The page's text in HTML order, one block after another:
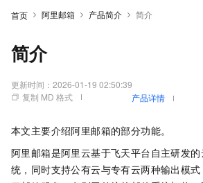
首页 阿里邮箱 产品简介 简介
简介
更新时间： 2026-01-19 02:50:39
复制 MD 格式
产品详情
本文主要介绍阿里邮箱的部分功能。
阿里邮箱是阿里云基于飞天平台自主研发
统，同时支持公有云与专有云两种输出模